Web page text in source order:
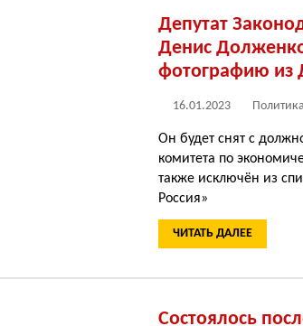
Депутат
Денис
фотографию из
16.01.2023 Политика
Он будет снят с
комитета по
также исключён из
Россия»
ЧИТАТЬ ДАЛЕЕ
Состоялось